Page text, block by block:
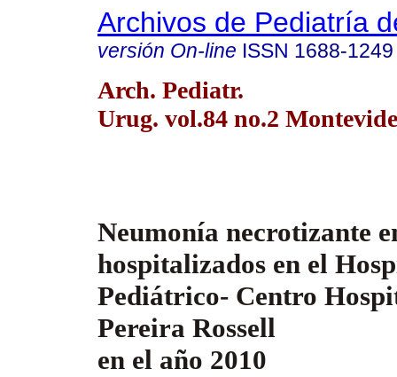
Archivos de Pediatría
versión On-line ISSN 1688-1249
Arch. Pediatr.
Urug. vol.84 no.2
Neumonía necrotizante
hospitalizados en el
Pediátrico- Centro
Pereira Rossell
en el año 2010